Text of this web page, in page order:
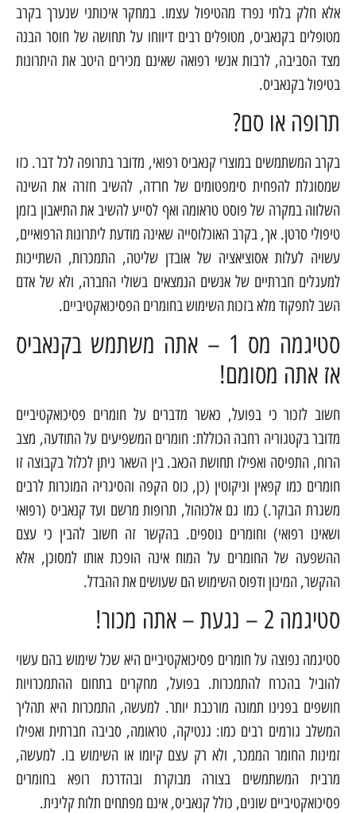
אלא חלק בלתי נפרד מהטיפול עצמו. במחקר איכותני שנערך בקרב
מטופלים בקנאביס, מטופלים רבים דיווחו על תחושה של חוסר הבנה
מצד הסביבה, לרבות אנשי רפואה שאינם מכירים היטב את היתרונות
בטיפול בקנאביס.
תרופה או סם?
בקרב המשתמשים במוצרי קנאביס רפואי, מדובר בתרופה לכל דבר. כזו
שמסוגלת להפחית סימפטומים של חרדה, להשיב חזרה את השינה
השלווה במקרה של פוסט טראומה ואף לסייע להשיב את התיאבון בזמן
טיפולי סרטן. אך, בקרב האוכלוסייה שאינה מודעת ליתרונות הרפואיים,
עשויה לעלות אסוציאציה של אובדן שליטה, התמכרות, השתייכות
למעגלים חברתיים של אנשים הנמצאים בשולי החברה, ולא של אדם
השב לתפקוד מלא בזכות השימוש בחומרים הפסיכואקטיביים.
סטיגמה מס 1 – אתה משתמש בקנאביס
אז אתה מסומם!
חשוב לזכור כי בפועל, כאשר מדברים על חומרים פסיכואקטיביים
מדובר בקטגוריה רחבה הכוללת: חומרים המשפיעים על התודעה, מצב
הרוח, התפיסה ואפילו תחושת הכאב. בין השאר ניתן לכלול בקבוצה זו
חומרים כמו קפאין וניקוטין (כן, כוס הקפה והסיגריה המוכרות לרבים
משגרת הבוקר.) כמו גם אלכוהול, תרופות מרשם ועד קנאביס (רפואי
ושאינו רפואי) וחומרים נוספים. בהקשר זה חשוב להבין כי עצם
ההשפעה של החומרים על המוח אינה הופכת אותו למסוכן, אלא
ההקשר, המינון ודפוס השימוש הם שעושים את ההבדל.
סטיגמה 2 – נגעת – אתה מכור!
סטיגמה נפוצה על חומרים פסיכואקטיביים היא שכל שימוש בהם עשוי
להוביל בהכרח להתמכרות. בפועל, מחקרים בתחום ההתמכרויות
חושפים בפנינו תמונה מורכבת יותר. למעשה, התמכרות היא תהליך
המשלב גורמים רבים כמו: גנטיקה, טראומה, סביבה חברתית ואפילו
זמינות החומר הממכר, ולא רק עצם קיומו או השימוש בו. למעשה,
מרבית המשתמשים בצורה מבוקרת ובהדרכת רופא בחומרים
פסיכואקטיביים שונים, כולל קנאביס, אינם מפתחים תלות קלינית.